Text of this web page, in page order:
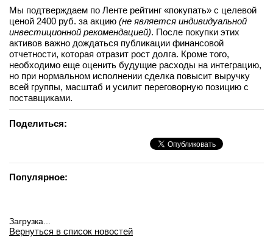
Мы подтверждаем по Ленте рейтинг «покупать» с целевой
ценой 2400 руб. за акцию (не является индивидуальной
инвестиционной рекомендацией). После покупки этих
активов важно дождаться публикации финансовой
отчетности, которая отразит рост долга. Кроме того,
необходимо еще оценить будущие расходы на интеграцию,
но при нормальном исполнении сделка повысит выручку
всей группы, масштаб и усилит переговорную позицию с
поставщиками.
Поделиться:
Популярное:
Загрузка...
Вернуться в список новостей